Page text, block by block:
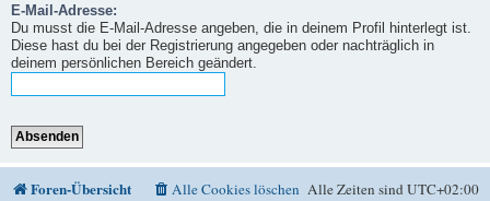
E-Mail-Adresse:
Du musst die E-Mail-Adresse angeben, die in deinem Profil hinterlegt ist.
Diese hast du bei der Registrierung angegeben oder nachträglich in
deinem persönlichen Bereich geändert.
Foren-Übersicht Alle Zeiten sindUTC+02:00
Alle Cookies löschen